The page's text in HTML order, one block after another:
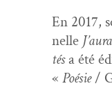
En 2017,
nelle
tés a été
« Poésie/